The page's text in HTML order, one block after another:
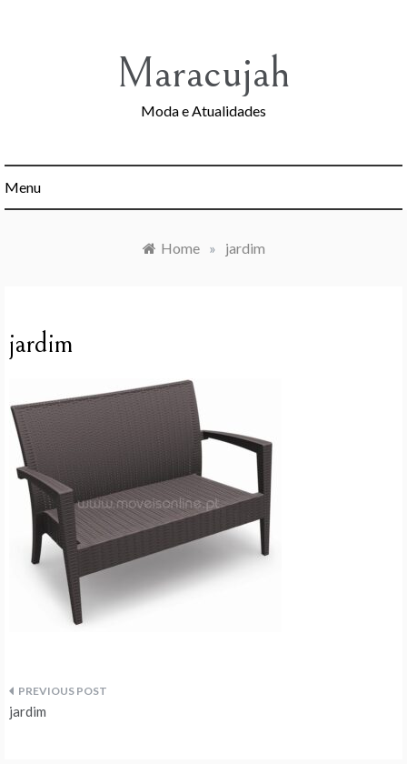
Maracujah
Moda e Atualidades
Menu
Home » jardim
jardim
Navegação
jardim